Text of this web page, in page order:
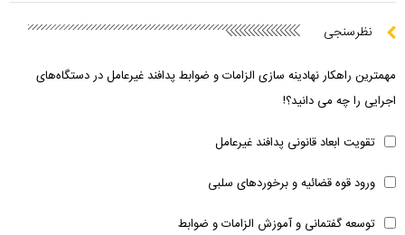
نظرسنجی
مهمترین راهکار نهادینه سازی الزامات و ضوابط پدافند غیرعامل در دستگاه‌های
اجرایی را چه می دانید؟!
تقویت ابعاد قانونی پدافند غیرعامل
ورود قوه قضائیه و برخوردهای سلبی
توسعه گفتمانی و آموزش الزامات و ضوابط